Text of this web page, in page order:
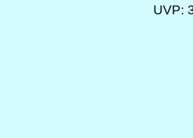
UVP: